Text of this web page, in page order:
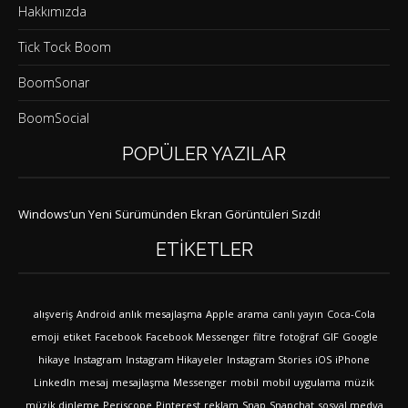
Hakkımızda
Tick Tock Boom
BoomSonar
BoomSocial
POPÜLER YAZILAR
Windows’un Yeni Sürümünden Ekran Görüntüleri Sızdı!
ETIKETLER
alışveriş Android anlık mesajlaşma Apple arama canlı yayın Coca-Cola
emoji etiket Facebook Facebook Messenger filtre fotoğraf GIF Google
hikaye Instagram Instagram Hikayeler Instagram Stories iOS iPhone
LinkedIn mesaj mesajlaşma Messenger mobil mobil uygulama müzik
müzik dinleme Periscope Pinterest reklam Snap Snapchat sosyal medya